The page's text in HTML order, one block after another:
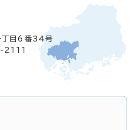
丁目6番34号
2111